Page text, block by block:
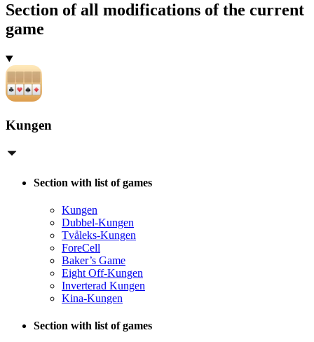
Section of all modifications of the current
game
Kungen
Section with list of games
Kungen
Dubbel-Kungen
Tvåleks-Kungen
ForeCell
Baker’s Game
Eight Off-Kungen
Inverterad Kungen
Kina-Kungen
Section with list of games